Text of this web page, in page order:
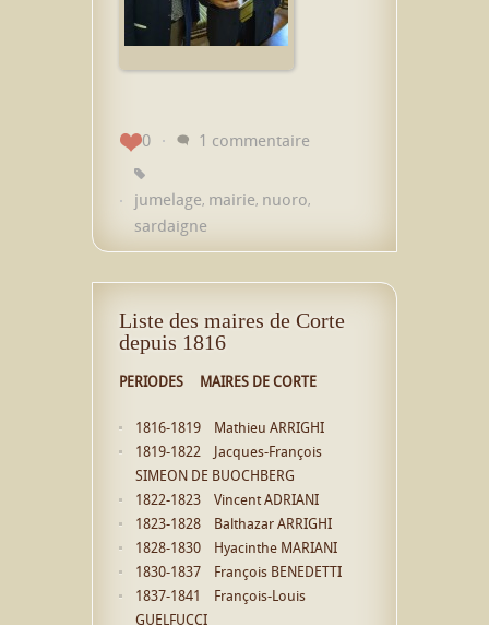
0 1 commentaire
jumelage, mairie, nuoro,
sardaigne
Liste des maires de Corte
depuis 1816
PERIODES MAIRES DE CORTE
1816-1819 Mathieu ARRIGHI
1819-1822 Jacques-François
SIMEON DE BUOCHBERG
1822-1823 Vincent ADRIANI
1823-1828 Balthazar ARRIGHI
1828-1830 Hyacinthe MARIANI
1830-1837 François BENEDETTI
1837-1841 François-Louis
GUELFUCCI